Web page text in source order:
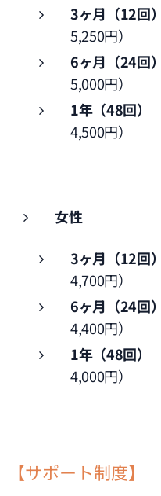
3ヶ月（12回）
5,250円）
6ヶ月（24回）
5,000円）
1年（48回）
4,500円）
女性
3ヶ月（12回）
4,700円）
6ヶ月（24回）
4,400円）
1年（48回）
4,000円）
【サポート制度】